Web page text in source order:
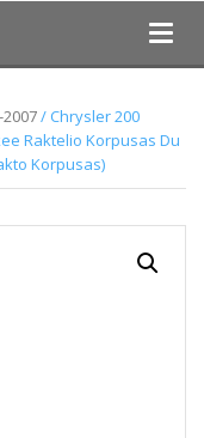
/ Chrysler 200
Raktelio Korpusas Du
Korpusas)